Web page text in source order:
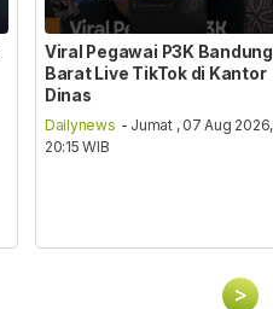
Viral Pegawai P3K Bandung
Barat Live TikTok di Kantor
Dinas
Dailynews - Jumat , 07 Aug 2026,
20:15 WIB
>